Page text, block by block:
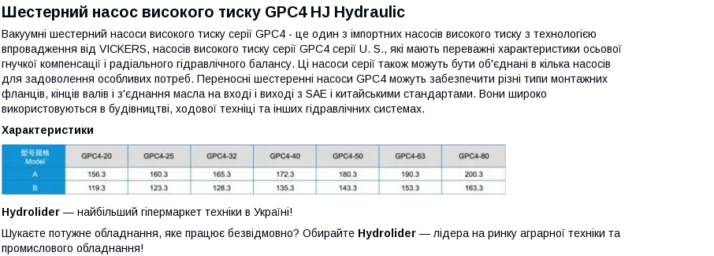
Шестерний насос високого тиску GPC4 HJ Hydraulic
Вакуумні шестерний насоси високого тиску серії GPC4 - це один з імпортних насосів високого тиску з технологією
впровадження від VICKERS, насосів високого тиску серії GPC4 серії U. S., які мають переважні характеристики осьової
гнучкої компенсації і радіального гідравлічного балансу. Ці насоси серії також можуть бути об'єднані в кілька насосів
для задоволення особливих потреб. Переносні шестеренні насоси GPC4 можуть забезпечити різні типи монтажних
фланців, кінців валів і з'єднання масла на вході і виході з SAE і китайськими стандартами. Вони широко
використовуються в будівництві, ходової техніці та інших гідравлічних системах.
Характеристики
Hydrolider — найбільший гіпермаркет техніки в Україні!
Шукаєте потужне обладнання, яке працює безвідмовно? Обирайте Hydrolider — лідера на ринку аграрної техніки та
промислового обладнання!